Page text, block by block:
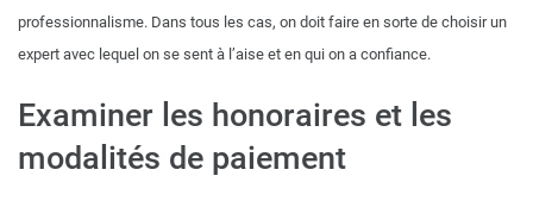
professionnalisme. Dans tous les cas, on doit faire en sorte de choisir un
expert avec lequel on se sent à l’aise et en qui on a confiance.
Examiner les honoraires et les
modalités de paiement